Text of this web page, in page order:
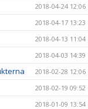
2018-04-24 12:06
2018-04-17 13:23
2018-04-13 11:04
2018-04-03 14:39
2018-02-28 12:06
2018-02-19 09:52
2018-01-09 13:54